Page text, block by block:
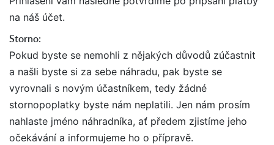
na náš účet.
Storno:
Pokud byste se nemohli z nějakých důvodů zúčastnit
a našli byste si za sebe náhradu, pak byste se
vyrovnali s novým účastníkem, tedy žádné
stornopoplatky byste nám neplatili. Jen nám prosím
nahlaste jméno náhradníka, ať předem zjistíme jeho
očekávání a informujeme ho o přípravě.